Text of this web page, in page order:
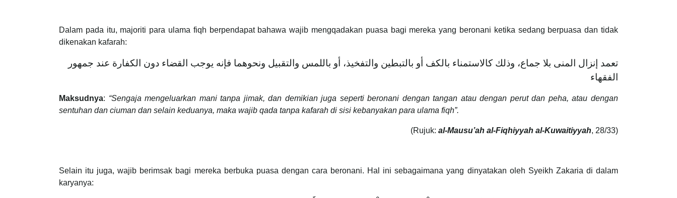
Dalam pada itu, majoriti para ulama fiqh berpendapat bahawa wajib mengqadakan puasa bagi mereka yang beronani ketika sedang berpuasa dan tidak
dikenakan kafarah:
تعمد إنزال المنى بلا جماع، وذلك كالاستمناء بالكف أو بالتبطين والتفخيذ، أو باللمس والتقبيل ونحوهما فإنه يوجب القضاء دون الكفارة عند جمهور
الفقهاء
Maksudnya: “Sengaja mengeluarkan mani tanpa jimak, dan demikian juga seperti beronani dengan tangan atau dengan perut dan peha, atau dengan
sentuhan dan ciuman dan selain keduanya, maka wajib qada tanpa kafarah di sisi kebanyakan para ulama fiqh”.
(Rujuk: al-Mausu’ah al-Fiqhiyyah al-Kuwaitiyyah, 28/33)
Selain itu juga, wajib berimsak bagi mereka berbuka puasa dengan cara beronani. Hal ini sebagaimana yang dinyatakan oleh Syeikh Zakaria di dalam
karyanya: